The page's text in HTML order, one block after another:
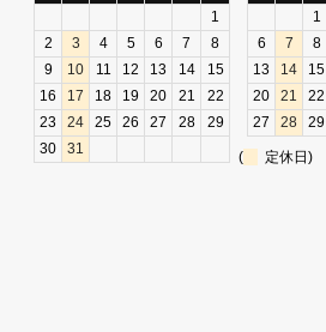
1
2
3 4 5 6 7
8
9
10 11 12 13 14
15
16
17 18 19 20 21
22
23
24 25 26 27 28
29
30
31
1
6
7 8
13
14 15
20
21 22
27
28 29
( 定休日)